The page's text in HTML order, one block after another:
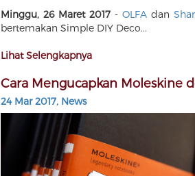
Minggu, 26 Maret 2017 - OLFA dan
bertemakan Simple DIY Deco...
Lihat Selengkapnya
Cara Mengucapkan Moleskine
24 Mar 2017, News